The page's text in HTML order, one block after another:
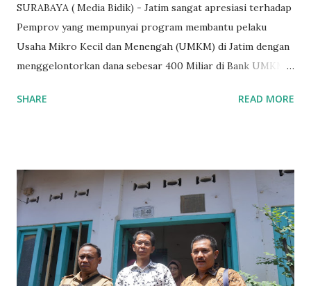
SURABAYA ( Media Bidik) - Jatim sangat apresiasi terhadap
Pemprov yang mempunyai program membantu pelaku
Usaha Mikro Kecil dan Menengah (UMKM) di Jatim dengan
menggelontorkan dana sebesar 400 Miliar di Bank UMKM
UMKM di Jatim. Namun Chusainuddin,S.Sos Anggota Komisi
yang sebenarnya ada dana pinjaman lunak untuk mereka. "
Ketika saya menjalankan Reses di Blitar,Kediri dan
Tulungagung , banyak masyarakat sana tak mengetahui ada
dana pinjaman lunak di Bank UMKM untuk para pelaku
UMKM, karena sebenarnya jika Pemprov serius
memberikan sosialisasi sampai ke tingkat desa,maka saya
SHARE READ MORE